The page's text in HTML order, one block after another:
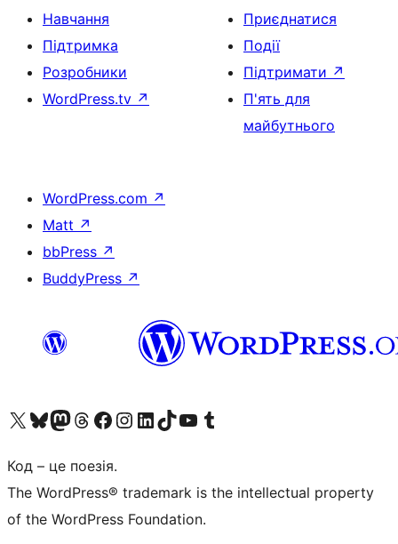
Навчання
Підтримка
Розробники
WordPress.tv ↗
Приєднатися
Події
Підтримати ↗
П'ять для
майбутнього
WordPress.com ↗
Matt ↗
bbPress ↗
BuddyPress ↗
Visit our X (formerly Twitter) account
Visit our Bluesky account
Завітайте до нашої стрічки в Mastodon
Visit our Threads account
Завітайте на нашу сторінку в Facebook
Visit our Instagram account
Visit our LinkedIn account
Visit our TikTok account
Visit our YouTube channel
Visit our Tumblr account
Код – це поезія.
The WordPress® trademark is the intellectual property
of the WordPress Foundation.